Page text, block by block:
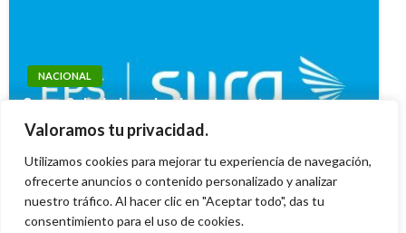
Valoramos tu privacidad.
Utilizamos cookies para mejorar tu experiencia de navegación,
ofrecerte anuncios o contenido personalizado y analizar
nuestro tráfico. Al hacer clic en "Aceptar todo", das tu
consentimiento para el uso de cookies.
NACIONAL
SuperSalud absuelve las preguntas
frecuentes acerca de la solicitud de desmonte
Ariel Cabrera viernes mayo 31, 2024